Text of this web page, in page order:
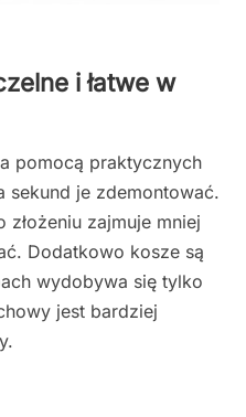
i łatwe w
pomocą praktycznych
sekund je zdemontować.
złożeniu zajmuje mniej
Dodatkowo kosze są
wydobywa się tylko
jest bardziej